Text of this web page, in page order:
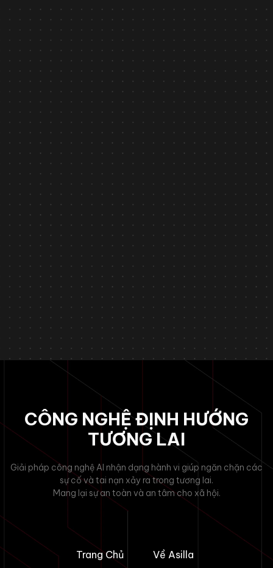
THƯ CHÚC TẾT 2026 TỪ CEO ASILLA VIỆT NAM
Tìm hiểu
Tin tức December 23, 2025
Asilla vinh dự đạt Giải thưởng Thành phố Thông minh
Việt Nam 2025
CÔNG NGHỆ ĐỊNH HƯỚNG
TƯƠNG LAI
Giải pháp công nghệ AI nhận dạng hành vi giúp ngăn chặn các
sự cố và tai nạn xảy ra trong tương lai.
Mang lại sự an toàn và an tâm cho xã hội.
Trang Chủ Về Asilla